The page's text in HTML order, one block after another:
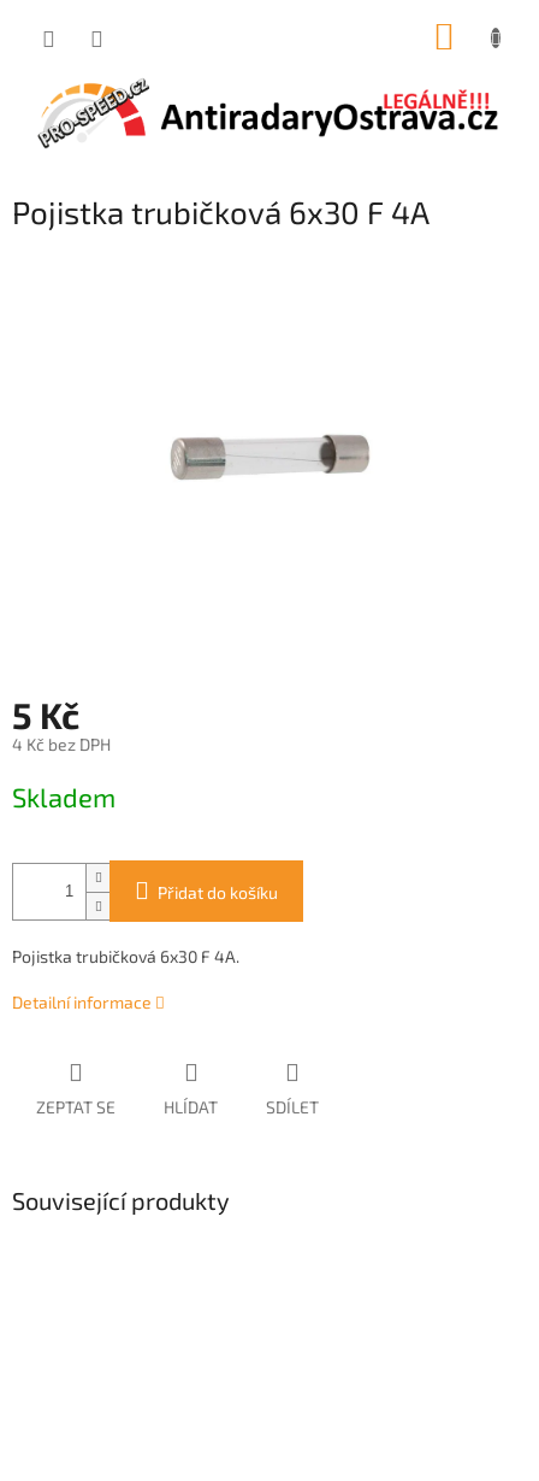
Pojistka trubičková 6x30 F 4A
5 Kč
4 Kč bez DPH
cena:
Skladem
Přidat do košíku
Pojistka trubičková 6x30 F 4A.
Detailní informace
ZEPTAT SE HLÍDAT SDÍLET
Související produkty